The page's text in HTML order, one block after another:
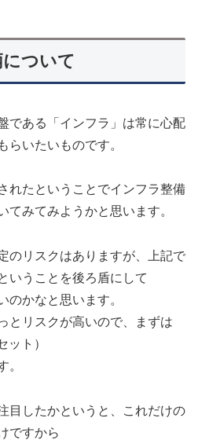
ついて
である「インフラ」は常に心配
らいたいものです。
れたということでインフラ整備
てみてみようかと思います。
のリスクはありますが、上記で
いうことを後ろ盾にして
のかなと思います。
とリスクが高いので、まずは
ット）
。
目したかというと、これだけの
ですから